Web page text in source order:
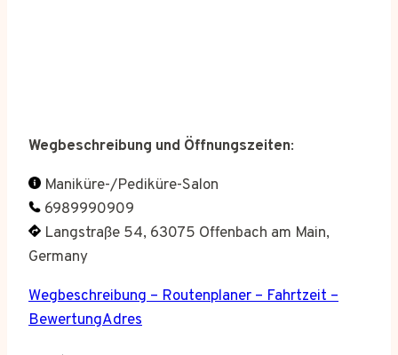
Wegbeschreibung und Öffnungszeiten:
Maniküre-/Pediküre-Salon
6989990909
Langstraße 54, 63075 Offenbach am Main,
Germany
Wegbeschreibung – Routenplaner – Fahrtzeit –
BewertungAdres